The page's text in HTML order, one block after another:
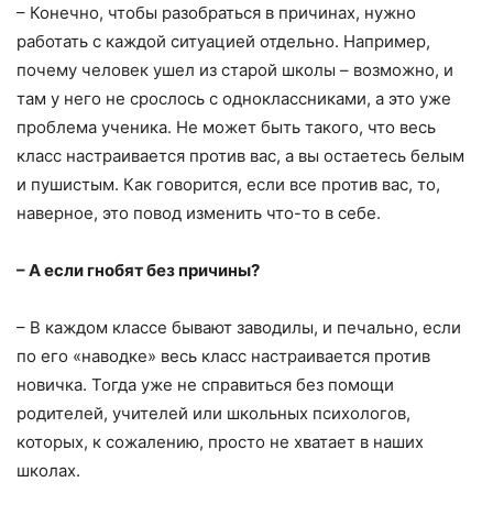
– Конечно, чтобы разобраться в причинах, нужно
работать с каждой ситуацией отдельно. Например,
почему человек ушел из старой школы – возможно, и
там у него не срослось с одноклассниками, а это уже
проблема ученика. Не может быть такого, что весь
класс настраивается против вас, а вы остаетесь белым
и пушистым. Как говорится, если все против вас, то,
наверное, это повод изменить что-то в себе.
– А если гнобят без причины?
– В каждом классе бывают заводилы, и печально, если
по его «наводке» весь класс настраивается против
новичка. Тогда уже не справиться без помощи
родителей, учителей или школьных психологов,
которых, к сожалению, просто не хватает в наших
школах.